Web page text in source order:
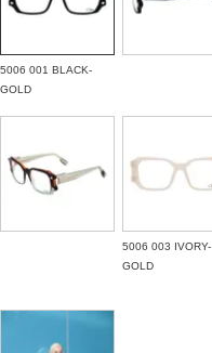
5006 001 BLACK-
GOLD
5006 003 IVORY-
GOLD